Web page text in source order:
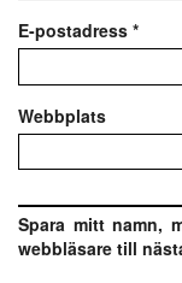
E-postadress *
Webbplats
Spara mitt namn,
webbläsare till